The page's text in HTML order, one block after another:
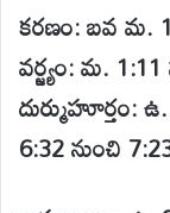
కరణం: బవ మ.
వర్జ్యం: మ.
దుర్ముహూర్తం:
6:32 నుంచి